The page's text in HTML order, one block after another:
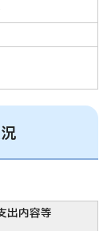
出内容等